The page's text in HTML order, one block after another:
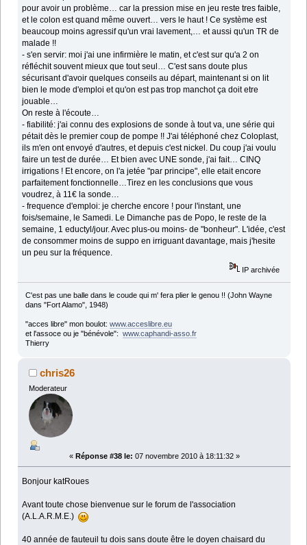
pour avoir un problème… car la pression mise en jeu reste tres faible,
et le colon est quand même ouvert… vers le haut ! Ce système est
beaucoup moins agressif qu'un vrai lavement,… et aussi qu'un TR de
malade !!
- s'en servir: moi j'ai une infirmière le matin, et c'est sur qu'a 2 on
réfléchit souvent mieux que tout seul… C'est sans doute plus
sécurisant d'avoir quelques conseils au départ, maintenant si on lit
bien le mode d'emploi et qu'on est pas trop manchot ça doit etre
jouable…
On reste à l'écoute…
- fiabilité: j'ai connu des explosions de sonde à tout va, une série qui
pétait dès le premier coup de pompe !! J'ai téléphoné chez Coloplast,
ils m'en ont envoyé d'autres, et depuis c'est nickel. Du coup j'ai voulu
faire un test de durée… Et bien avec UNE sonde, j'ai fait… CINQ
irrigations ! Et encore, on l'a jetée "par principe", elle etait encore
parfaitement fonctionnelle…Tirez en les conclusions que vous
voudrez, à 11€ la sonde…
- frequence d'emploi: je cherche encore ! pour l'instant, une
fois/semaine, le Samedi. Le Dimanche pas de Popo, le reste de la
semaine, 1 eductyl/jour. Avec plus-ou moins- de "bonheur". L'idée, c'est
de consommer moins de suppo en irriguant davantage, mais j'hesite
un peu sur la fréquence.
IP archivée
C'est pas une balle dans le coude qui m' fera plier le genou !! (John Wayne
dans "Fort Alamo", 1948)
"acces libre" mon boulot: www.acceslibre.eu
et l'assoce ou je "bénévole": www.caphandi-asso.fr
Thierry
chris26
Moderateur
« Réponse #38 le: 07 novembre 2010 à 18:11:32 »
Bonjour katRoues
Avant toute chose bienvenue sur le forum de l'association
(A.L.A.R.M.E.)
40 année de fauteuil tu dois sans doute être le doyen chaisard du